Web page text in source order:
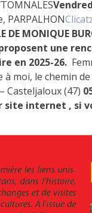
PARPALHON
DE MONIQUE
une
en 2025-26.
le chemin de
Casteljaloux (47)
internet , si